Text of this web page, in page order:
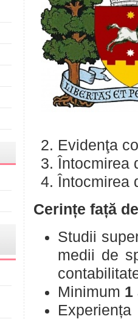
Evidenţa
Întocmirea
Întocmirea
Cerințe față
Studii
medii de
Minimum 1